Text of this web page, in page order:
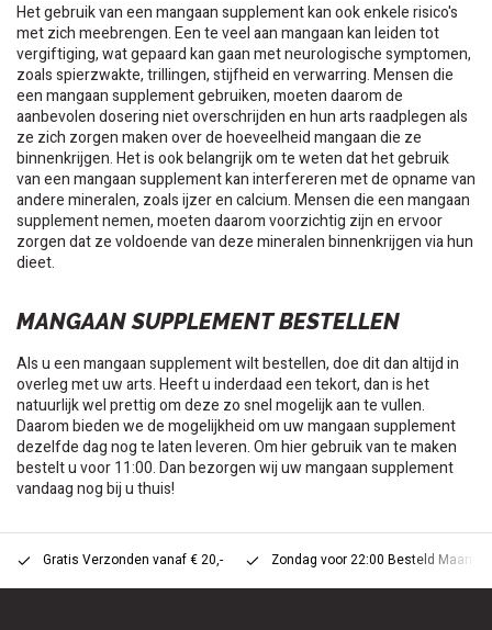
Het gebruik van een mangaan supplement kan ook enkele risico's
met zich meebrengen. Een te veel aan mangaan kan leiden tot
vergiftiging, wat gepaard kan gaan met neurologische symptomen,
zoals spierzwakte, trillingen, stijfheid en verwarring. Mensen die
een mangaan supplement gebruiken, moeten daarom de
aanbevolen dosering niet overschrijden en hun arts raadplegen als
ze zich zorgen maken over de hoeveelheid mangaan die ze
binnenkrijgen. Het is ook belangrijk om te weten dat het gebruik
van een mangaan supplement kan interfereren met de opname van
andere mineralen, zoals ijzer en calcium. Mensen die een mangaan
supplement nemen, moeten daarom voorzichtig zijn en ervoor
zorgen dat ze voldoende van deze mineralen binnenkrijgen via hun
dieet.
MANGAAN SUPPLEMENT BESTELLEN
Als u een mangaan supplement wilt bestellen, doe dit dan altijd in
overleg met uw arts. Heeft u inderdaad een tekort, dan is het
natuurlijk wel prettig om deze zo snel mogelijk aan te vullen.
Daarom bieden we de mogelijkheid om uw mangaan supplement
dezelfde dag nog te laten leveren. Om hier gebruik van te maken
bestelt u voor 11:00. Dan bezorgen wij uw mangaan supplement
vandaag nog bij u thuis!
Gratis Verzonden vanaf € 20,- Zondag voor 22:00 Besteld